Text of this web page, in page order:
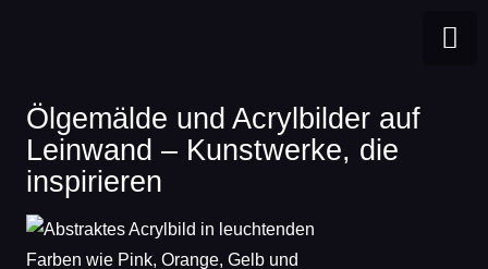
BLOG
Ölgemälde und Acrylbilder auf
Leinwand – Kunstwerke, die
inspirieren